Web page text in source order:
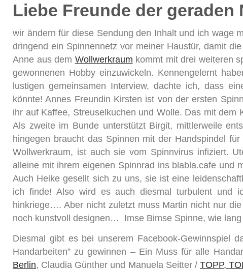
Liebe Freunde der geraden
wir ändern für diese Sendung den Inhalt und ich wage
dringend ein Spinnennetz vor meiner Haustür, damit
Anne aus dem Wollwerkraum kommt mit drei weiteren
gewonnenen Hobby einzuwickeln. Kennengelernt
lustigen gemeinsamen Interview, dachte ich, dass
könnte! Annes Freundin Kirsten ist von der ersten
ihr auf Kaffee, Streuselkuchen und Wolle. Das mit
Als zweite im Bunde unterstützt Birgit, mittlerweile
hingegen braucht das Spinnen mit der Handspindel
Wollwerkraum, ist auch sie vom Spinnvirus infiziert.
alleine mit ihrem eigenen Spinnrad ins blabla.cafe und
Auch Heike gesellt sich zu uns, sie ist eine
ich finde! Also wird es auch diesmal turbulent und
hinkriege…. Aber nicht zuletzt muss Martin nicht nur
noch kunstvoll designen… Imse Bimse Spinne, wie
Diesmal gibt es bei unserem Facebook-Gewinnspiel
Handarbeiten” zu gewinnen – Ein Muss für alle
Berlin, Claudia Günther und Manuela Seitter / TOPP,